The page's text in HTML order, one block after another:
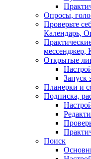
Опросы,
Проверьте
Календарь,
мессенджер,
Открытые
Запуск
Планерки и
Подписка,
Поиск